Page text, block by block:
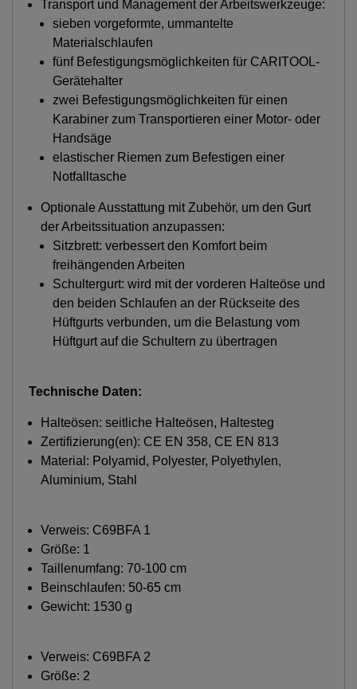
Transport und Management der Arbeitswerkzeuge:
sieben vorgeformte, ummantelte
Materialschlaufen
fünf Befestigungsmöglichkeiten für CARITOOL-
Gerätehalter
zwei Befestigungsmöglichkeiten für einen
Karabiner zum Transportieren einer Motor- oder
Handsäge
elastischer Riemen zum Befestigen einer
Notfalltasche
Optionale Ausstattung mit Zubehör, um den Gurt
der Arbeitssituation anzupassen:
Sitzbrett: verbessert den Komfort beim
freihängenden Arbeiten
Schultergurt: wird mit der vorderen Halteöse und
den beiden Schlaufen an der Rückseite des
Hüftgurts verbunden, um die Belastung vom
Hüftgurt auf die Schultern zu übertragen
Technische Daten:
Halteösen: seitliche Halteösen, Haltesteg
Zertifizierung(en): CE EN 358, CE EN 813
Material: Polyamid, Polyester, Polyethylen,
Aluminium, Stahl
Verweis: C69BFA 1
Größe: 1
Taillenumfang: 70-100 cm
Beinschlaufen: 50-65 cm
Gewicht: 1530 g
Verweis: C69BFA 2
Größe: 2